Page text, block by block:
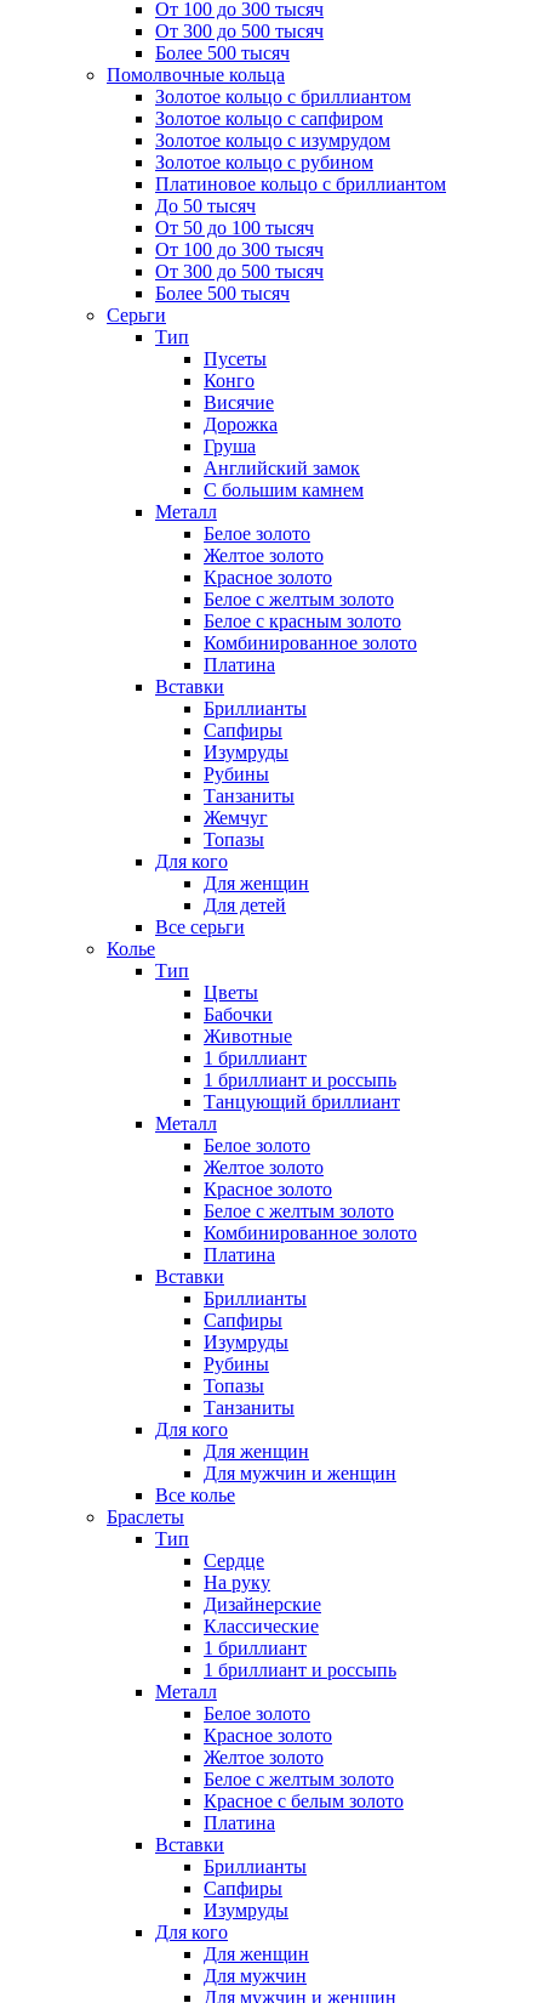
От 100 до 300 тысяч
От 300 до 500 тысяч
Более 500 тысяч
Помолвочные кольца
Золотое кольцо с бриллиантом
Золотое кольцо с сапфиром
Золотое кольцо с изумрудом
Золотое кольцо с рубином
Платиновое кольцо с бриллиантом
До 50 тысяч
От 50 до 100 тысяч
От 100 до 300 тысяч
От 300 до 500 тысяч
Более 500 тысяч
Серьги
Тип
Пусеты
Конго
Висячие
Дорожка
Груша
Английский замок
С большим камнем
Металл
Белое золото
Желтое золото
Красное золото
Белое с желтым золото
Белое с красным золото
Комбинированное золото
Платина
Вставки
Бриллианты
Сапфиры
Изумруды
Рубины
Танзаниты
Жемчуг
Топазы
Для кого
Для женщин
Для детей
Все серьги
Колье
Тип
Цветы
Бабочки
Животные
1 бриллиант
1 бриллиант и россыпь
Танцующий бриллиант
Металл
Белое золото
Желтое золото
Красное золото
Белое с желтым золото
Комбинированное золото
Платина
Вставки
Бриллианты
Сапфиры
Изумруды
Рубины
Топазы
Танзаниты
Для кого
Для женщин
Для мужчин и женщин
Все колье
Браслеты
Тип
Сердце
На руку
Дизайнерские
Классические
1 бриллиант
1 бриллиант и россыпь
Металл
Белое золото
Красное золото
Желтое золото
Белое с желтым золото
Красное с белым золото
Платина
Вставки
Бриллианты
Сапфиры
Изумруды
Для кого
Для женщин
Для мужчин
Для мужчин и женщин